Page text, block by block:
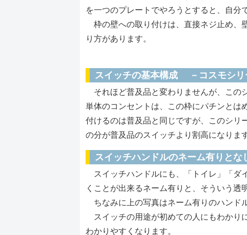
を一つのプレートでやろうとすると、自分
枠の壁への取り付けは、直接ネジ止め、
り方があります。
スイッチの基本構成 －コスモシリ
それほど普及品と変わりませんが、この
単体のコンセントは、この枠にパチンとは
付けるのは普及品と同じですが、このシリ
の分が普及品のスイッチより割高になります
スイッチハンドルのネーム有りとな
スイッチハンドルにも、「トイレ」「ダ
くことが出来るネーム有りと、そういう透
ちなみに上の写真はネーム有りのハンド
スイッチの用途が初めての人にもわかり
わかりやすくなります。